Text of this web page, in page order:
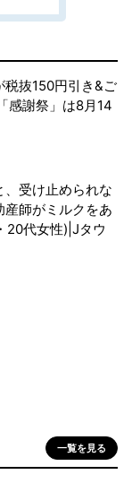
税抜150円引き&ご
感謝祭」は8月14
、受け止められな
産師がミルクをあ
20代女性)|Jタウ
一覧を見る